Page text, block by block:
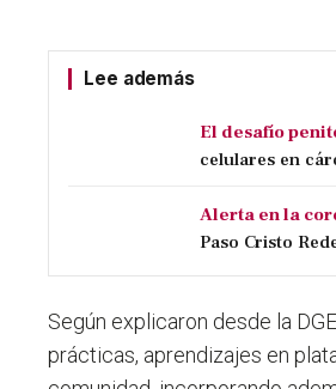
Lee además
El desafío
celulares en
Alerta en la
Paso Cristo
Según explicaron desde la
prácticas, aprendizajes en